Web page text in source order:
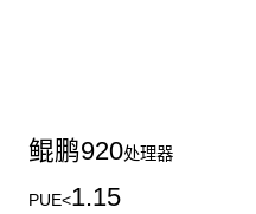
鲲鹏920处理器
PUE<1.15